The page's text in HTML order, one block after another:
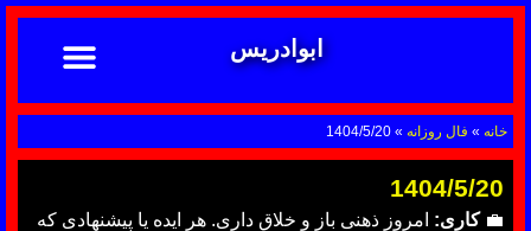
ابوادریس
خانه » فال روزانه »
1404/5/20
1404/5/20
💼کاری: امروز ذهنی باز و خلاق داری. هر ایده یا پیشنهادی که